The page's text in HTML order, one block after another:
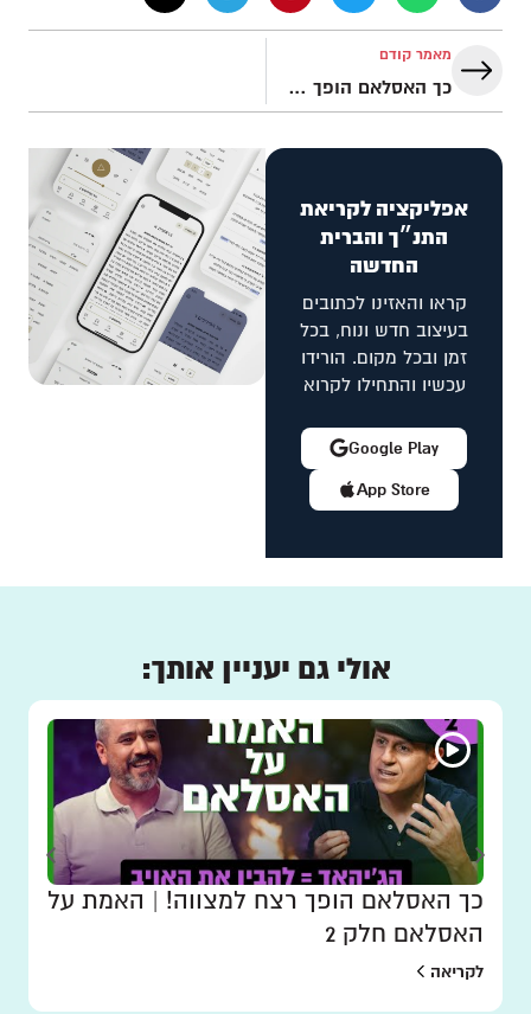
מאמר קודם
כך האסלאם הופך רצח למצווה! | האמת על האסלאם חלק 2
אפליקציה לקריאת
התנ״ך והברית
החדשה
קראו והאזינו לכתובים
בעיצוב חדש ונוח, בכל
זמן ובכל מקום. הורידו
עכשיו והתחילו לקרוא
App Store
Google Play
אולי גם יעניין אותך:
כך האסלאם הופך רצח למצווה! | האמת על
האסלאם חלק 2
לקריאה